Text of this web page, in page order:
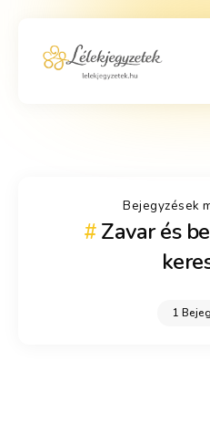
Bejegyzések
Zavar és
1